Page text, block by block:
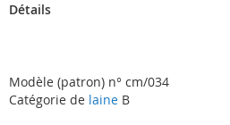
Détails
Modèle (patron) n° cm/034
Catégorie de laine B